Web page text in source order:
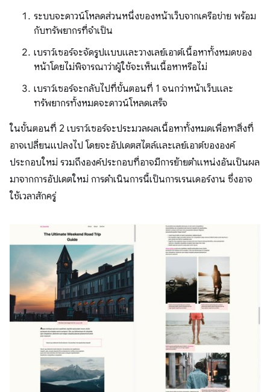
ระบบจะดาวน์โหลดส่วนหนึ่งของหน้าเว็บจากเครือข่าย พร้อม
กับทรัพยากรที่จำเป็น
เบราว์เซอร์จะจัดรูปแบบและวางเลย์เอาต์เนื้อหาทั้งหมดของ
หน้าโดยไม่พิจารณาว่าผู้ใช้จะเห็นเนื้อหาหรือไม่
เบราว์เซอร์จะกลับไปที่ขั้นตอนที่ 1 จนกว่าหน้าเว็บและ
ทรัพยากรทั้งหมดจะดาวน์โหลดเสร็จ
ในขั้นตอนที่ 2 เบราว์เซอร์จะประมวลผลเนื้อหาทั้งหมดเพื่อหาสิ่งที่
อาจเปลี่ยนแปลงไป โดยจะอัปเดตสไตล์และเลย์เอาต์ขององค์
ประกอบใหม่ รวมถึงองค์ประกอบที่อาจมีการย้ายตำแหน่งอันเป็นผล
มาจากการอัปเดตใหม่ การดำเนินการนี้เป็นการเรนเดอร์งาน ซึ่งอาจ
ใช้เวลาสักครู่